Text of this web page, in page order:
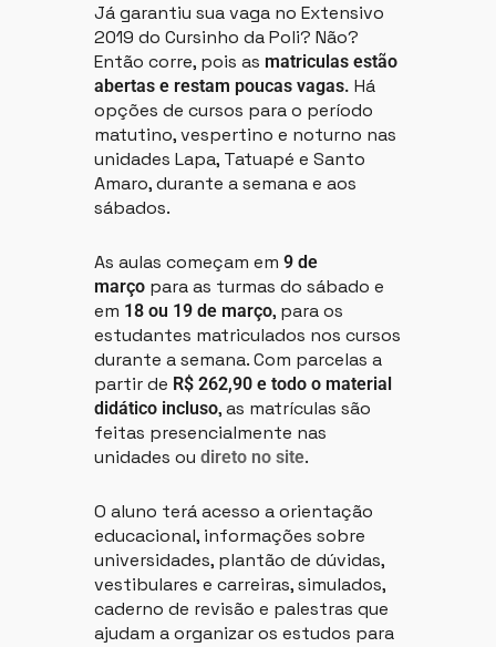
Já garantiu sua vaga no Extensivo
2019 do Cursinho da Poli? Não?
Então corre, pois as matriculas estão
abertas e restam poucas vagas. Há
opções de cursos para o período
matutino, vespertino e noturno nas
unidades Lapa, Tatuapé e Santo
Amaro, durante a semana e aos
sábados.
As aulas começam em 9 de
marçopara as turmas do sábado e
em 18 ou 19 de março, para os
estudantes matriculados nos cursos
durante a semana. Com parcelas a
partir de R$ 262,90 e todo o material
didático incluso, as matrículas são
feitas presencialmente nas
unidades ou direto no site.
O aluno terá acesso a orientação
educacional, informações sobre
universidades, plantão de dúvidas,
vestibulares e carreiras, simulados,
caderno de revisão e palestras que
ajudam a organizar os estudos para